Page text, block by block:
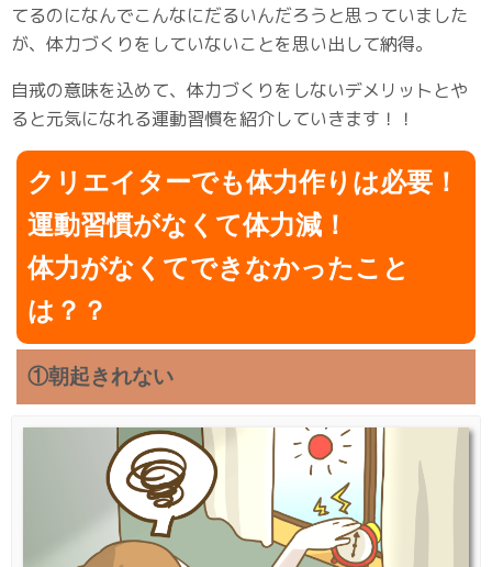
てるのになんでこんなにだるいんだろうと思っていました
が、体力づくりをしていないことを思い出して納得。
自戒の意味を込めて、体力づくりをしないデメリットとや
ると元気になれる運動習慣を紹介していきます！！
クリエイターでも体力作りは必要！
運動習慣がなくて体力減！
体力がなくてできなかったこと
は？？
①朝起きれない